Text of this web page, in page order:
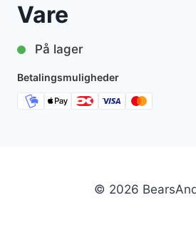
Vare
På lager
Betalingsmuligheder
© 2026